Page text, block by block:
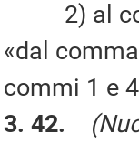
2) al
«dal
commi 1 e
3. 42.